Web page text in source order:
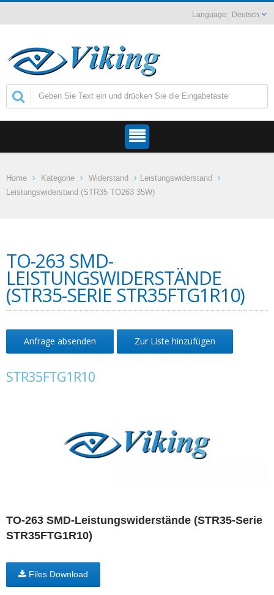
Deutsch
Home Kategorie Widerstand
Leistungswiderstand
Leistungswiderstand (STR35 TO263 35W)
TO-263 SMD-
LEISTUNGSWIDERSTÄNDE
(STR35-SERIE STR35FTG1R10)
Anfrage absenden Zur Liste hinzufügen
STR35FTG1R10
TO-263 SMD-Leistungswiderstände (STR35-Serie
STR35FTG1R10)
Files Download